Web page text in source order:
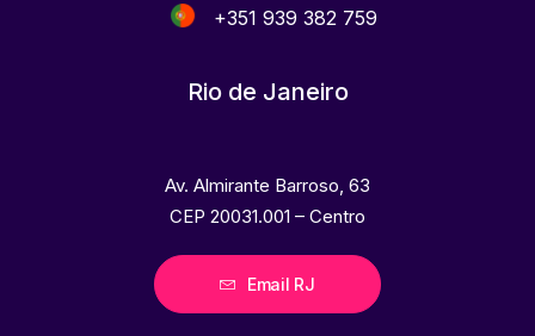
+351 939 382 759
Rio de Janeiro
Av. Almirante Barroso, 63
CEP 20031.001 – Centro
Email RJ